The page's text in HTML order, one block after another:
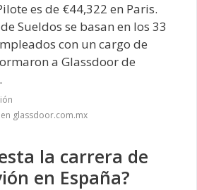
es de €44,322 en Paris.
Sueldos se basan en los 33
con un cargo de
a Glassdoor de
glassdoor.com.mx
la carrera de
en España?